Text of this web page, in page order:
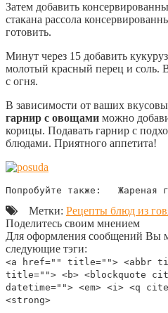
Затем добавить
стакана рассола
готовить.
Минут через 15 добавить
молотый красный перец и соль.
с огня.
В зависимости от ваших
гарнир с овощами можно
корицы. Подавать гарнир с
блюдами. Приятного аппетита!
Попробуйте также:   Жареная
Метки: Рецепты блюд из
Поделитесь своим мнением
Для оформления сообщений Вы
следующие тэги:
<a href="" title=""> <abbr
title=""> <b> <blockquote
datetime=""> <em> <i> <q
<strong>